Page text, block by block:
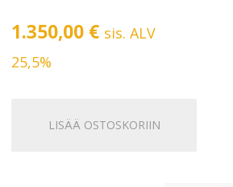
1.350,00 € sis. ALV
25,5%
LISÄÄ OSTOSKORIIN